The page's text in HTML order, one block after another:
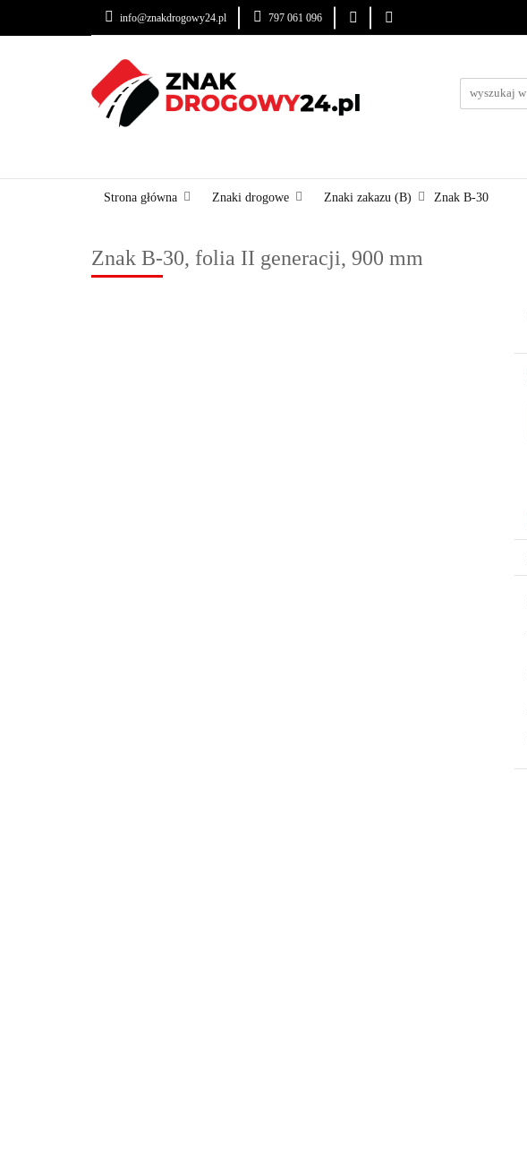
info@znakdrogowy24.pl 797 061 096
ZNAKI DROGOWE
Strona główna Znaki drogowe Znaki zakazu (B) Znak B-30
Znak B-30, folia II generacji, 900 mm